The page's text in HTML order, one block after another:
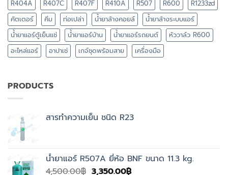
R404A
R407C R407F R410A R507 R600
R1233zd
คัตเตอร์
คีม ท่อเปล่า น้ำยาล้างคอยล์
น้ำยาล้างระบบแอร์
น้ำยาแอร์ตู้เย็นแช่
น้ำยาแอร์บ้าน น้ำยาแอร์รถยนต์
หัววาล์ว R600
อะไหล่แอร์
อาปาเช่ เกจ์ชุดพร้อมสาย เครื่องมือ
PRODUCTS
สารทำความเย็น ชนิด R23
น้ำยาแอร์ R507A ยี่ห้อ BNF ขนาด 11.3 kg.
4,500.00฿ Original
3,350.00฿Current